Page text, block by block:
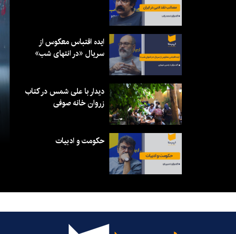
ایده اقتباس معکوس از
سریال «در انتهای شب»
دیدار با علی شمس در کتاب
زروان خانه صوفی
حکومت و ادبیات